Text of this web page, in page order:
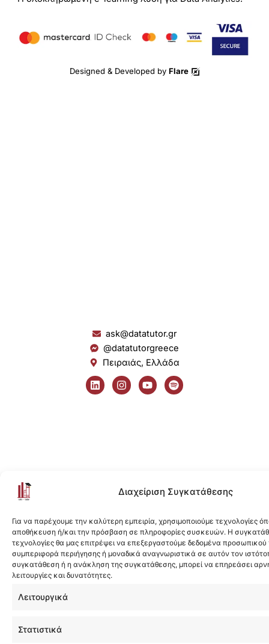
Διαχείριση Συγκατάθεσης
Για να παρέχουμε την καλύτερη εμπειρία, χρησιμοποιούμε τεχνολογίες
αποθήκευση ή/και την πρόσβαση σε πληροφορίες συσκευών. Η
τεχνολογίες θα μας επιτρέψει να επεξεργαστούμε δεδομένα
συμπεριφορά περιήγησης ή μοναδικά αναγνωριστικά σε αυτόν τον
συγκατάθεση ή η ανάκληση της συγκατάθεσης, μπορεί να επηρεάσει
λειτουργίες και δυνατότητες.
Λειτουργικά
Στατιστικά
Designed & Developed by Flare
ask@datatutor.gr
@datatutorgreece
Πειραιάς, Ελλάδα
L
i
n
I
n
s
Y
o
u
S
p
o